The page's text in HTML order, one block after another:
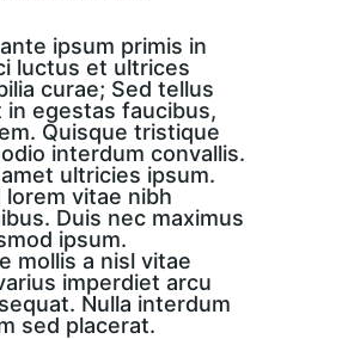
ipsum primis in
luctus et ultrices
curae; Sed tellus
in egestas faucibus,
Quisque tristique
interdum convallis.
ultricies ipsum.
lorem vitae nibh
Duis nec maximus
ipsum.
mollis a nisl vitae
imperdiet arcu
Nulla interdum
sed placerat.